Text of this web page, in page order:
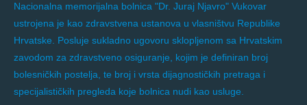
Nacionalna memorijalna bolnica "Dr. Juraj Njavro" Vukovar
ustrojena je kao zdravstvena ustanova u vlasništvu Republike
Hrvatske. Posluje sukladno ugovoru sklopljenom sa Hrvatskim
zavodom za zdravstveno osiguranje, kojim je definiran broj
bolesničkih postelja, te broj i vrsta dijagnostičkih pretraga i
specijalističkih pregleda koje bolnica nudi kao usluge.